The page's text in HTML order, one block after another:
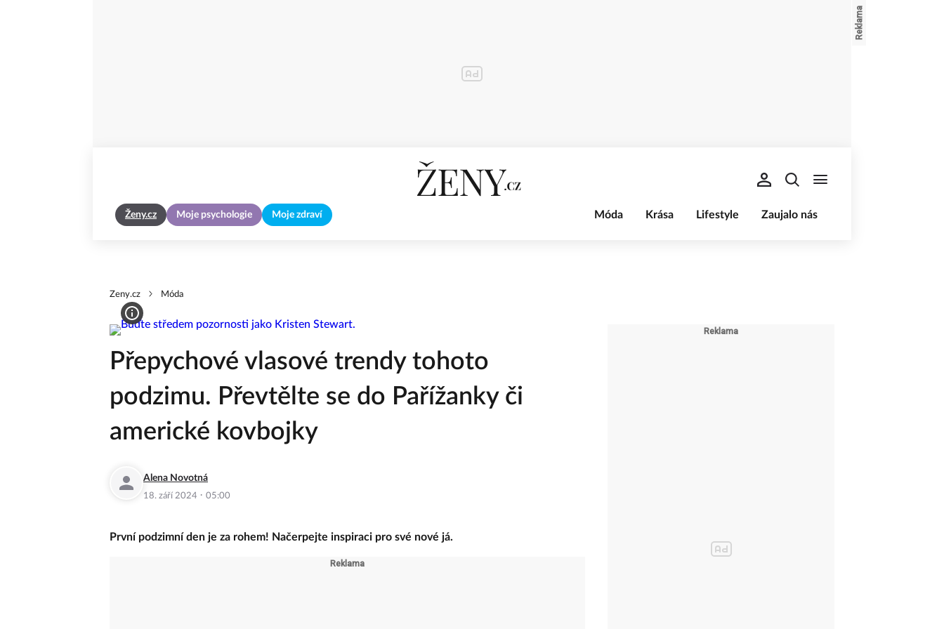
Ženy.cz Moje psychologie Moje zdraví Móda Krása Lifestyle Zaujalo nás
Zeny.cz
Přepychové vlasové trendy tohoto
podzimu. Převtělte se do Pařížanky či
americké kovbojky
Alena Novotná